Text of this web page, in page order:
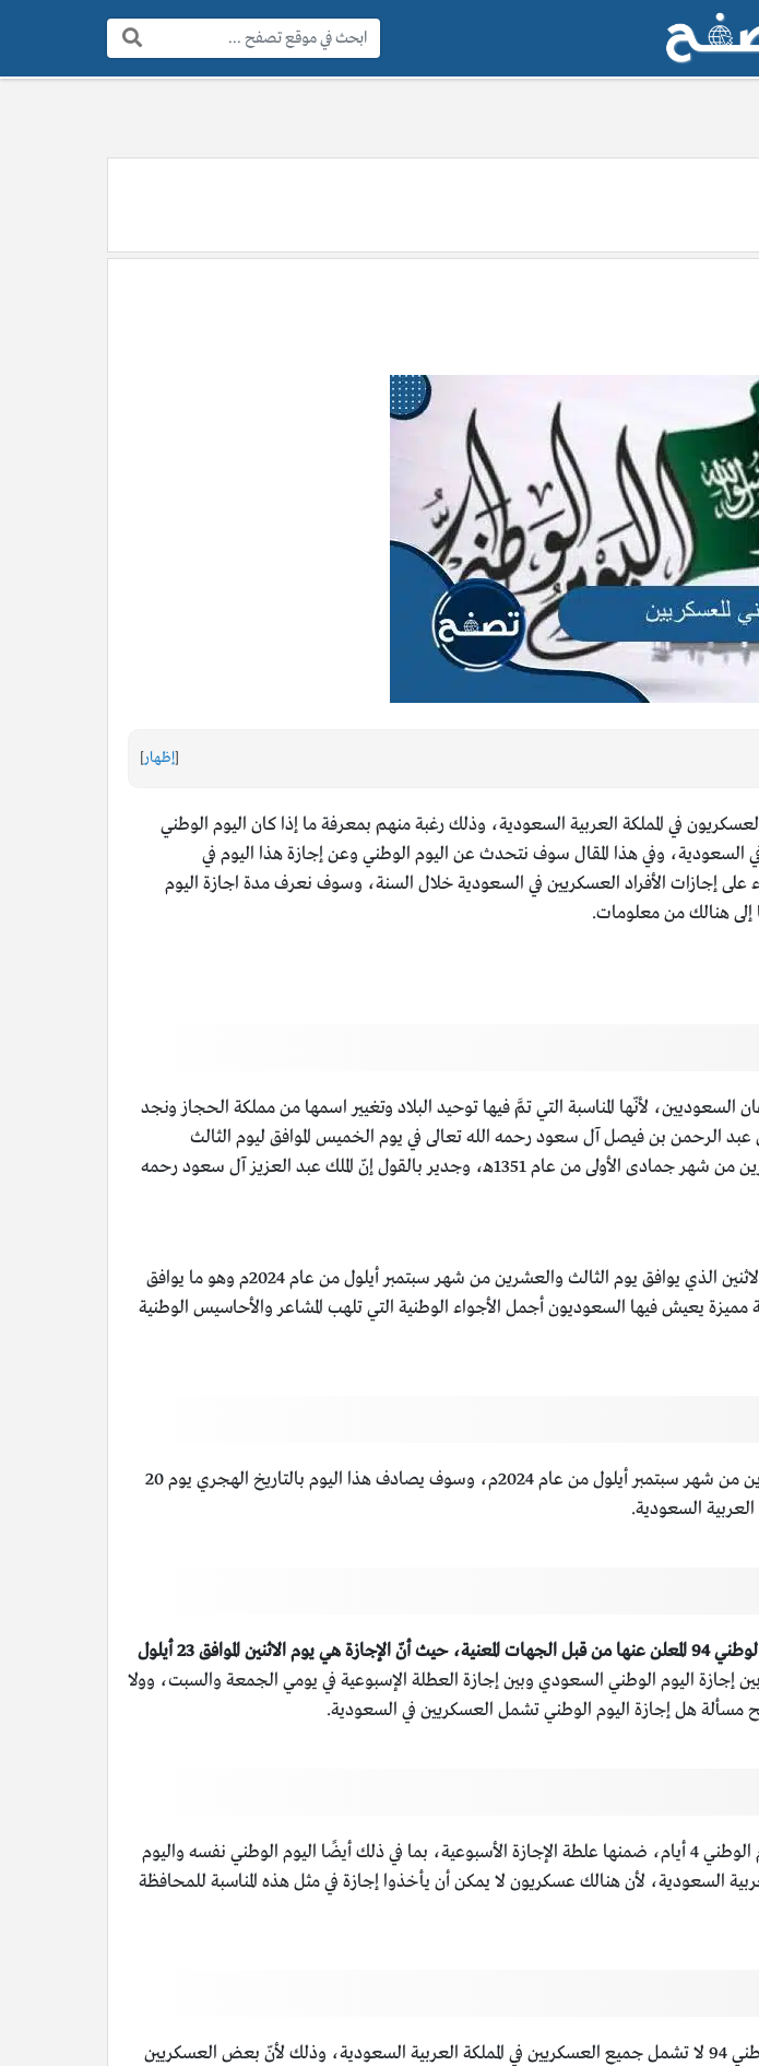
البحث:
[إظهار]
في المملكة العربية السعودية، وذلك رغبة منهم بمعرفة ما إذا كان اليوم الوطني
السعودية، وفي هذا المقال سوف نتحدث عن اليوم الوطني وعن إجازة هذا اليوم في
اليوم الوطني 94 للعسكريين وسنلقي الضوء على إجازات الأفراد العسكريين في السعودية خلال السنة، وسوف نعرف مدة اجازة اليوم
لأنّها المناسبة التي تمَّ فيها توحيد البلاد وتغيير اسمها من مملكة الحجاز ونجد
عبد الرحمن بن فيصل آل سعود رحمه الله تعالى في يوم الخميس الموافق ليوم الثالث
والعشرين من شهر سبتمبر أيلول من عام 1932م وهو اليوم الموافق ليوم الحادي والعشرين من شهر جمادى الأولى من عام 1351هـ، وجدير بالقول إنّ الملك عبد العزيز آل سعود رحمه
وفي هذا العام يحتفل الشعب السعودي بمناسبة اليوم الوطني الرابع والتسعين في يوم الاثنين الذي يوافق يوم الثالث والعشرين من شهر سبتمبر أيلول من عام 2024م وهو ما يوافق
عام 1446هـ، وسوف تكون مناسبة وطنية مميزة يعيش فيها السعوديون أجمل الأجواء الوطنية التي تلهب المشاعر والأحاسيس الوطنية
إنّ الموعد الرسمي للعيد الوطني السعودي 94 هو يوم الاثنين الموافق ليوم الثالث والعشرين من شهر سبتمبر أيلول من عام 2024م، وسوف يصادف هذا اليوم بالتاريخ الهجري يوم 20
ذات إجازة اليوم الوطني 94 المعلن عنها من قبل الجهات المعنية، حيث أنّ الإجازة هي يوم الاثنين الموافق 23 أيلول
بين إجازة اليوم الوطني السعودي وبين إجازة العطلة الإسبوعية في يومي الجمعة والسبت، وولا
مسألة هل إجازة اليوم الوطني تشمل العسكريين في السعودية.
من المتوقع أن تكون إجازة اليوم الوطني السعودي للعسكريين الذين تشملهم إجازة اليوم الوطني 4 أيام، ضمنها علطة الإجازة الأسبوعية، بما في ذلك أيضًا اليوم الوطني نفسه واليوم
السعودية، لأن هنالك عسكريون لا يمكن أن يأخذوا إجازة في مثل هذه المناسبة للمحافظة
بالحديث عن موضوع اجازة اليوم الوطني تشمل العسكر يمكن القول إنّ إجازة اليوم الوطني 94 لا تشمل جميع العسكريين في المملكة العربية السعودية، وذلك لأنّ بعض العسكريين